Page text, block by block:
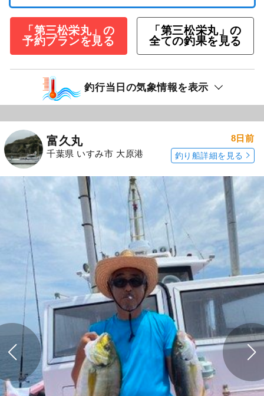
「第三松栄丸」の
予約プランを見る
「第三松栄丸」の
全ての釣果を見る
釣行当日の気象情報を表示
富久丸
千葉県 いすみ市 大原港
8日前
釣り船詳細を見る